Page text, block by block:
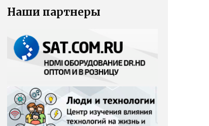
Наши партнеры